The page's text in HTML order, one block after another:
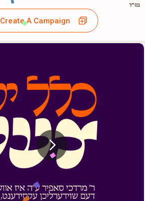
בס"ד
Create A Campaign